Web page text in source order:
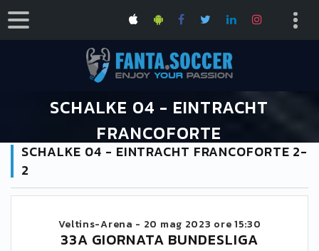
SCHALKE 04 - EINTRACHT
FRANCOFORTE
HOME
CALENDARIO BUNDESLIGA 2022/2023
SCHALKE 04 - EINTRACHT FRANCOFORTE 2-
2
Veltins-Arena - 20 mag 2023 ore 15:30
33A GIORNATA BUNDESLIGA